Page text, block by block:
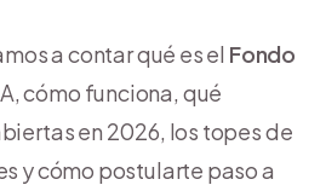
a contar qué es el Fondo
cómo funciona, qué
en 2026, los topes de
y cómo postularte paso a